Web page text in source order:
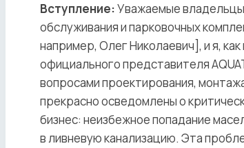
Вступление:Уважаемые владельцы
обслуживания и парковочных
например, Олег Николаевич], и я,
официального представителя
вопросами проектирования,
прекрасно осведомлены о
бизнес: неизбежное попадание
в ливневую канализацию. Эта